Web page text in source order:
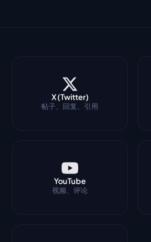
X (Twitter)
帖子、回复、引用
YouTube
视频、评论